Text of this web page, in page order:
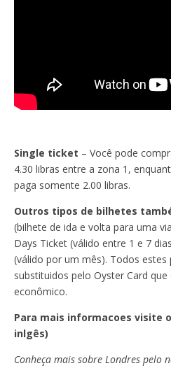
Single ticket – Você pode
4.30 libras entre a zona 1,
paga somente 2.00 libras.
Outros tipos de bilhetes
(bilhete de ida e volta para uma
Days Ticket (válido entre 1 e 7
(válido por um mês). Todos estes
substituidos pelo Oyster Card
econômico.
Para mais informacoes visite
inlgês)
Conheça mais sobre Londres pelo